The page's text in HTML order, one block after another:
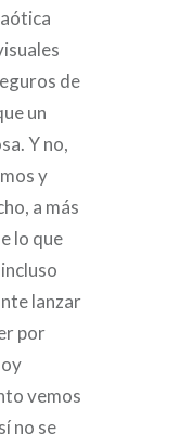
de
un
Y no,
y
a más
lo que
lanzar
por
vemos
no se